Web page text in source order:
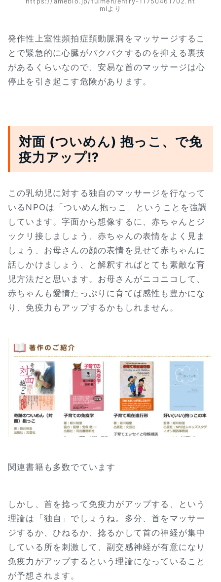
mlより
発作性上室性頻拍症頚動脈洞をマッサージするこ
とで緊急的に心臓がバクバクするのを抑える裏技
があるくらいなので、安易な首のマッサージは心
停止を引き起こす危険があります。
対面 (ついめん) 抱っこ、で免
疫力アップ⁉
この乳幼児に対する独自のマッサージを行なって
いるNPOは「ついめん抱っこ」ということを強調
しています。字面から想像するに、赤ちゃんとジ
ックリ接しましょう、赤ちゃんの表情をよく見ま
しょう、お母さんの顔の表情を見せて赤ちゃんに
話しかけましょう、と解釈すればとても素敵な育
児方法だと思います。お母さんがニコニコして、
赤ちゃんも愛情たっぷりに育てば感性も豊かにな
り、免疫力もアップするかもしれません。
関連書籍も多数でています
しかし、首を捻って免疫力がアップする、という
理論は「独自」でしょうね。多分、首をマッサー
ジするか、ひねるか、捻るかして首の神経が集中
している所を刺激して、副交感神経が有意になり
免疫力がアップするという理論になっていること
が予想されます。